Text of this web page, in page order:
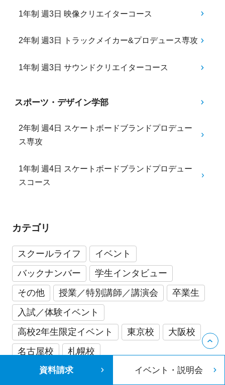
1年制 週3日 映像クリエイターコース
2年制 週3日 トラックメイカー&プロデュース専攻
1年制 週3日 サウンドクリエイターコース
スポーツ・デザイン学部
2年制 週4日 スケートボードブランドプロデュー
ス専攻
1年制 週4日 スケートボードブランドプロデュー
スコース
カテゴリ
スクールライフ
イベント
バックナンバー
学生インタビュー
その他
授業／特別講師／講演会
卒業生
入試／体験イベント
高校2年生限定イベント
東京校
大阪校
名古屋校
札幌校
資料請求 イベント・説明会